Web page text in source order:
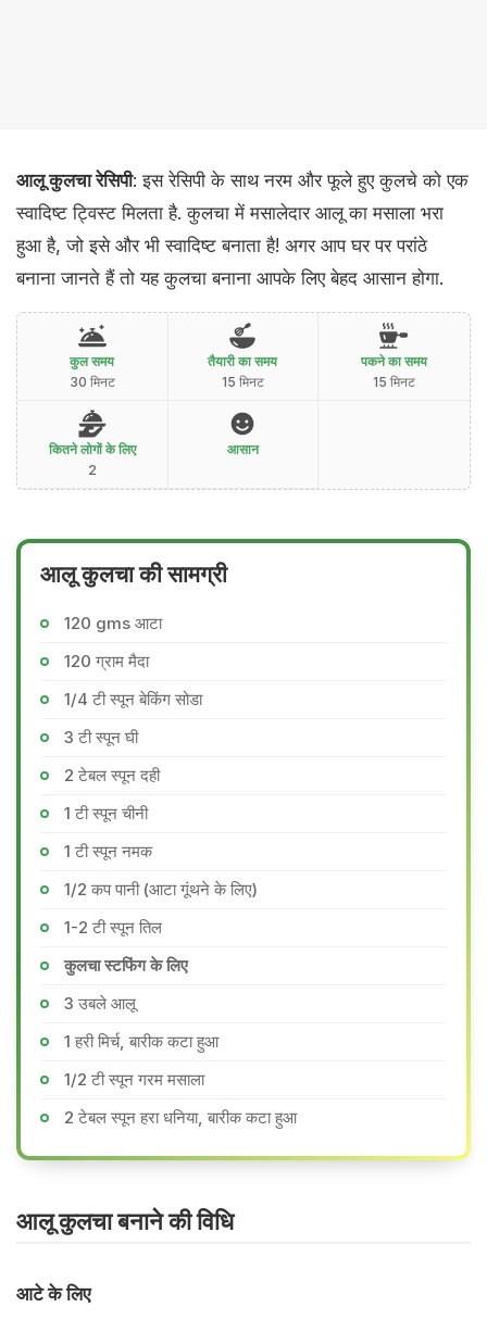
आलू कुलचा रेसिपी: इस रेसिपी के साथ नरम और फूले हुए कुलचे को एक
स्वादिष्ट ट्विस्ट मिलता है. कुलचा में मसालेदार आलू का मसाला भरा
हुआ है, जो इसे और भी स्वादिष्ट बनाता है! अगर आप घर पर परांठे
बनाना जानते हैं तो यह कुलचा बनाना आपके लिए बेहद आसान होगा.
कुल समय
30 मिनट
तैयारी का समय
15 मिनट
पकने का समय
15 मिनट
कितने लोगों के लिए
2
आसान
आलू कुलचा की सामग्री
120 gms आटा
120 ग्राम मैदा
1/4 टी स्पून बेकिंग सोडा
3 टी स्पून घी
2 टेबल स्पून दही
1 टी स्पून चीनी
1 टी स्पून नमक
1/2 कप पानी (आटा गूंथने के लिए)
1-2 टी स्पून तिल
कुलचा स्टफिंग के लिए
3 उबले आलू
1 हरी मिर्च, बारीक कटा हुआ
1/2 टी स्पून गरम मसाला
2 टेबल स्पून हरा धनिया, बारीक कटा हुआ
आलू कुलचा बनाने की वि​धि
आटे के लिए